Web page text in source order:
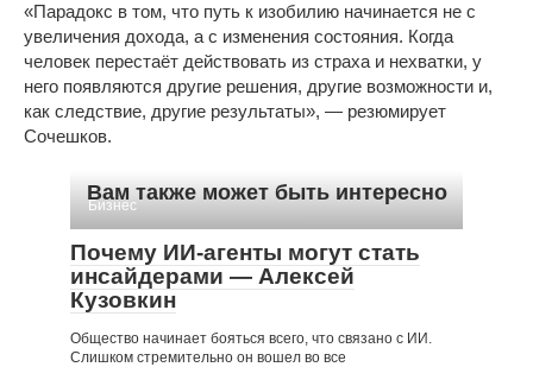
«Парадокс в том, что путь к изобилию начинается не с
увеличения дохода, а с изменения состояния. Когда
человек перестаёт действовать из страха и нехватки, у
него появляются другие решения, другие возможности и,
как следствие, другие результаты», — резюмирует
Сочешков.
Вам также может быть интересно
Бизнес
Почему ИИ-агенты могут стать
инсайдерами — Алексей
Кузовкин
Общество начинает бояться всего, что связано с ИИ.
Слишком стремительно он вошел во все